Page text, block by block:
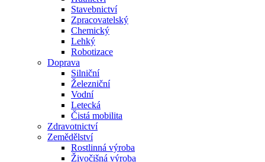
Stavebnictví
Zpracovatelský
Chemický
Lehký
Robotizace
Doprava
Silniční
Železniční
Vodní
Letecká
Čistá mobilita
Zdravotnictví
Zemědělství
Rostlinná výroba
Živočišná výroba